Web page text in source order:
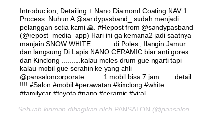
Introduction, Detailing + Nano Diamond Coating NAV 1
Process. Nuhun A @sandypasband_ sudah menjadi
pelanggan setia kami 🙏. #Repost from @sandypasband_
(@repost_media_app) Hari ini ga kemana2 jadi saatnya
manjain SNOW WHITE ...........di Poles , Ilangin Jamur
dan langsung Di Lapis NANO CERAMIC biar anti gores
dan Kinclong ..........kalau moles drum gue ngarti tapi
kalau mobil gue serahin ke yang ahli
@pansaloncorporate .........1 mobil bisa 7 jam .......detail
!!!! #Salon #mobil #perawatan #kinclong #white
#familycar #toyota #nano #ceramic #viral
Sebuah kiriman dibagikan oleh PANSALON (@pansaloncorporate) pada